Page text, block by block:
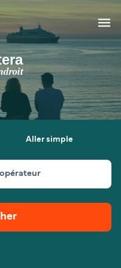
Aller simple